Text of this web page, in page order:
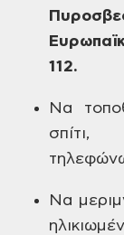
112.
Να
σπίτι,
Να